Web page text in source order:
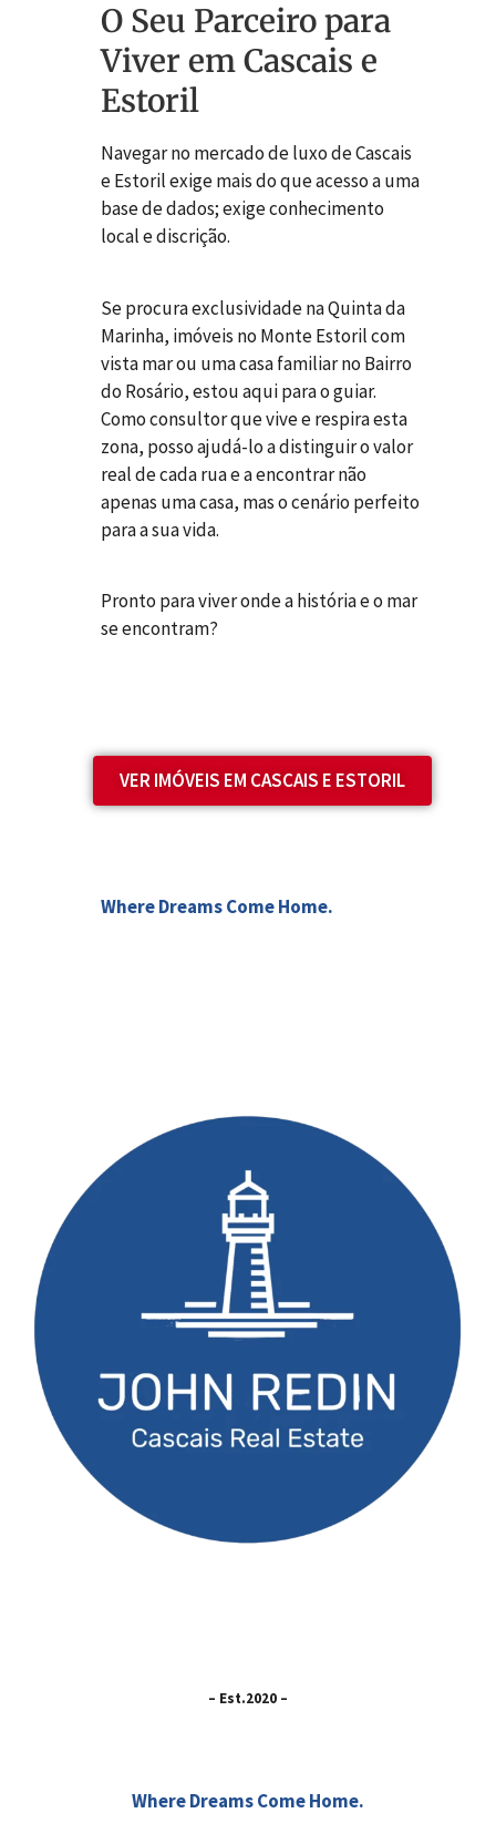
O Seu Parceiro para
Viver em Cascais e
Estoril
Navegar no mercado de luxo de Cascais
e Estoril exige mais do que acesso a uma
base de dados; exige conhecimento
local e discrição.
Se procura exclusividade na Quinta da
Marinha, imóveis no Monte Estoril com
vista mar ou uma casa familiar no Bairro
do Rosário, estou aqui para o guiar.
Como consultor que vive e respira esta
zona, posso ajudá-lo a distinguir o valor
real de cada rua e a encontrar não
apenas uma casa, mas o cenário perfeito
para a sua vida.
Pronto para viver onde a história e o mar
se encontram?
VER IMÓVEIS EM CASCAIS E ESTORIL
Where Dreams Come Home.
– Est.2020 –
Where Dreams Come Home.